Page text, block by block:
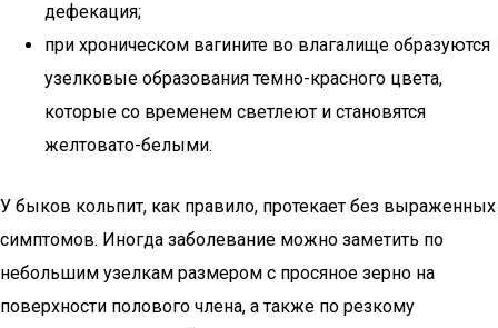
дефекация;
при хроническом вагините во влагалище образуются
узелковые образования темно-красного цвета,
которые со временем светлеют и становятся
желтовато-белыми.
У быков кольпит, как правило, протекает без выраженных
симптомов. Иногда заболевание можно заметить по
небольшим узелкам размером с просяное зерно на
поверхности полового члена, а также по резкому